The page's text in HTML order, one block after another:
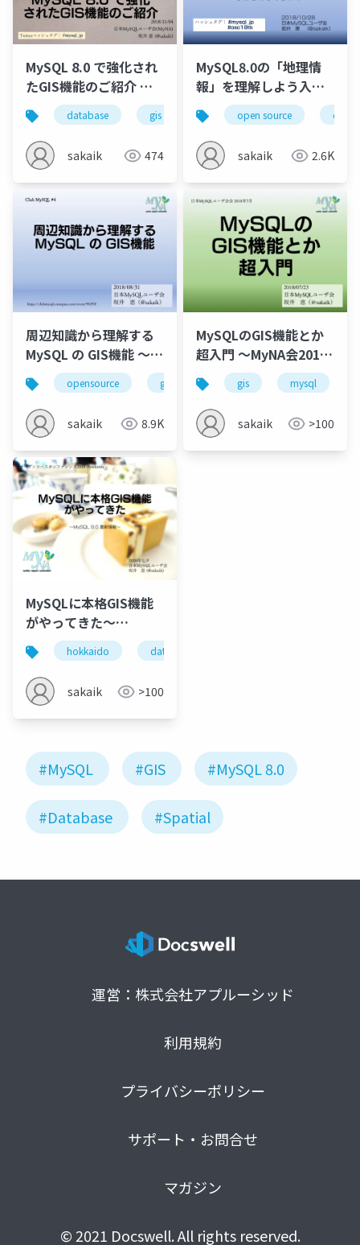
MySQL 8.0 で強化され
たGIS機能のご紹介 @
FOSS4G Okayama
database gis mysql dbms
sakaik 474
MySQL8.0の「地理情
報」を理解しよう入門
～いまからはじめるGIS
open source
sakaik 2.6K
周辺知識から理解する
MySQL の GIS機能 ～
ClubMySQL #4
opensource gis mysql rdbms
sakaik 8.9K
MySQLのGIS機能とか
超入門 ～MyNA会2018
年7月
gis mysql
sakaik >100
MySQLに本格GIS機能
がやってきた～
MySQL8.0最新情報～
@OSC2018北海道
hokkaido database
sakaik >100
#MySQL #GIS #MySQL 8.0
#Database #Spatial
運営：株式会社アプルーシッド
利用規約
プライバシーポリシー
サポート・お問合せ
マガジン
© 2021 Docswell. All rights reserved.